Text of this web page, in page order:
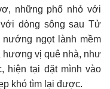
những phố nhỏ với
dòng sông sau Tử
ngọt lành mềm
hương vị quê nhà, như
hiện tại đặt mình vào
khó tìm lại được.